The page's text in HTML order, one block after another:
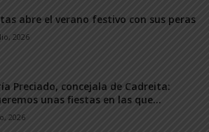
abre el verano festivo con sus peras
2026
Preciado, concejala de Cadreita:
unas fiestas en las que...
2026